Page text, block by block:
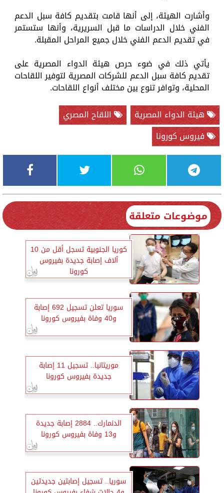
وأشارت الهيئة، إلى أنها قامت بتقديم كافة سبل الدعم
الفني خلال الدراسات ما قبل السريرية، وأنها ستستمر
في تقديم الدعم الفني خلال جميع المراحل المقبلة.
يأتي ذلك في ضوء حرص هيئة الدواء المصرية على
تقديم كافة سبل الدعم للشركات المصرية لتوفير اللقاحات
المحلية، وتوافر تنوع بين مختلف أنواع اللقاحات.
هيئة الدواء المصرية
اللقاح المصري
فيروس كورونا
موضوعات متعلقة
كوريا الجنوبية تسجل أقل من 10
آلاف إصابة جديدة بفيروس
كورونا
سوريا تعلن تسجيل 692 إصابة
و40 وفاة بفيروس كورونا
موريتانيا.. تسجيل 11 إصابة
جديدة بفيروس كورونا
الدنمارك.. 2884 إصابة جديدة
و13 وفاة بفيروس كورونا
سوريا.. تسجيل إصابتين جديدتين